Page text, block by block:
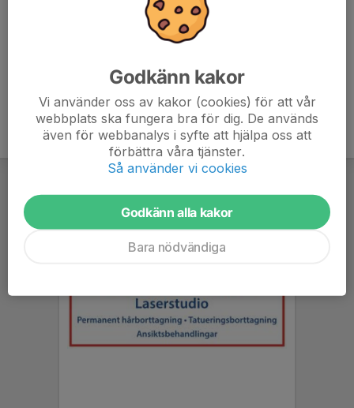
Godkänn kakor
Vi använder oss av kakor (cookies) för att vår
webbplats ska fungera bra för dig. De används
även för webbanalys i syfte att hjälpa oss att
förbättra våra tjänster.
Så använder vi cookies
Godkänn alla kakor
Bara nödvändiga